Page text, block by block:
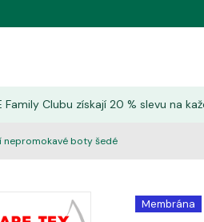
Family Clubu získají 20 % slevu na
nepromokavé boty šedé
Membrána